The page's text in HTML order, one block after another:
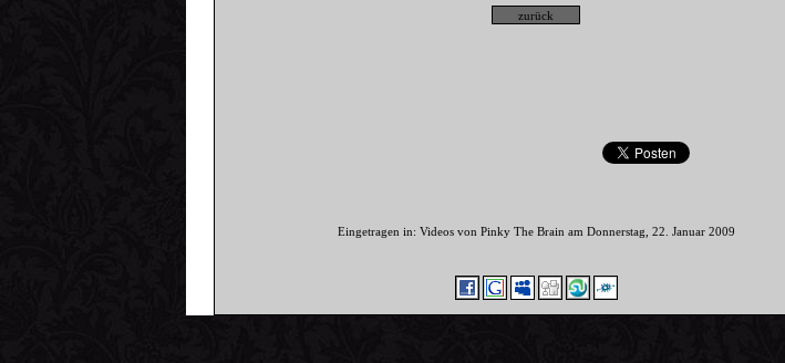
Eingetragen in: Videos von Pinky The Brain am Donnerstag, 22. Januar 2009